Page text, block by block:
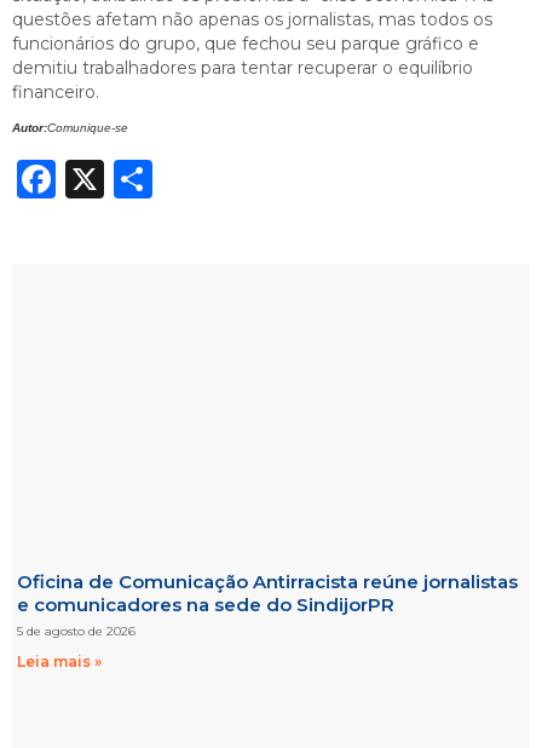
questões afetam não apenas os jornalistas, mas todos os
funcionários do grupo, que fechou seu parque gráfico e
demitiu trabalhadores para tentar recuperar o equilíbrio
financeiro.
Autor:Comunique-se
Facebook
X
Oficina de Comunicação Antirracista reúne jornalistas
e comunicadores na sede do SindijorPR
5 de agosto de 2026
Leia mais »